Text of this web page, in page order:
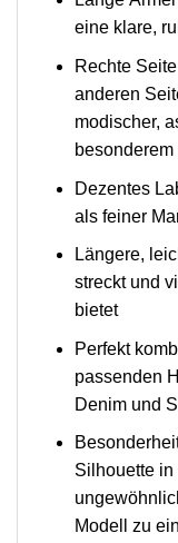
eine klare,
Rechte
anderen
modischer,
Dezentes
als feiner
Längere,
streckt und
bietet
Perfekt
passenden
Denim und
Silhouette
Modell zu